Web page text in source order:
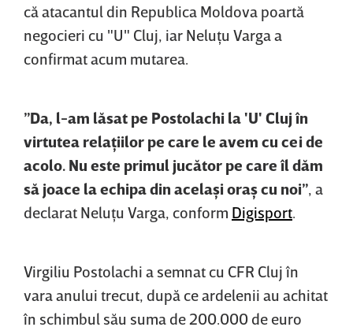
că atacantul din Republica Moldova poartă
negocieri cu "U" Cluj, iar Neluţu Varga a
confirmat acum mutarea.
”Da, l-am lăsat pe Postolachi la 'U' Cluj în
virtutea relaţiilor pe care le avem cu cei de
acolo. Nu este primul jucător pe care îl dăm
să joace la echipa din acelaşi oraş cu noi”, a
declarat Neluţu Varga, conform Digisport.
Virgiliu Postolachi a semnat cu CFR Cluj în
vara anului trecut, după ce ardelenii au achitat
în schimbul său suma de 200.000 de euro